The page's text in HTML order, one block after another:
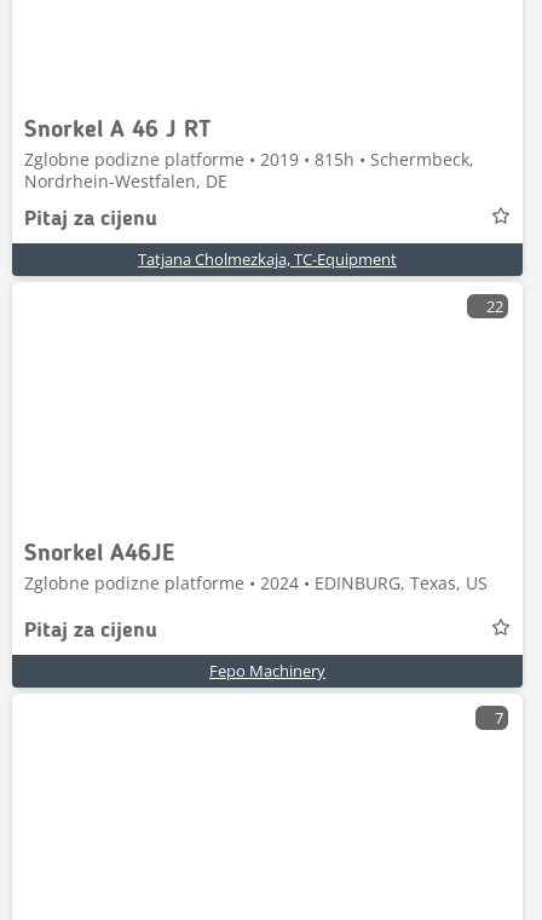
Snorkel A 46 J RT
Zglobne podizne platforme • 2019 • 815h • Schermbeck,
Nordrhein-Westfalen, DE
Pitaj za cijenu
Tatjana Cholmezkaja, TC-Equipment
22
Snorkel A46JE
Zglobne podizne platforme • 2024 • EDINBURG, Texas, US
Pitaj za cijenu
Fepo Machinery
7